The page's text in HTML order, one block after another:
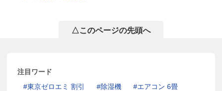
△このページの先頭へ
注目ワード
東京ゼロエミ 割引
除湿機
エアコン 6畳